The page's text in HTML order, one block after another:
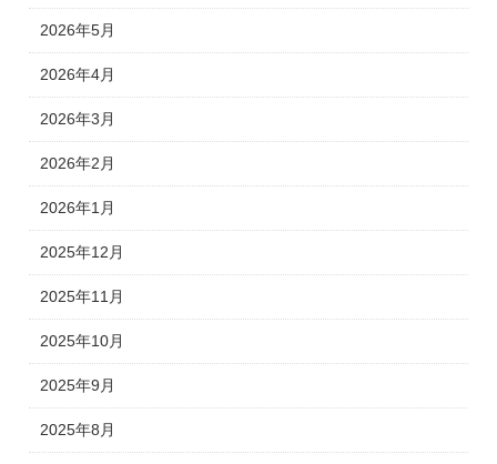
2026年5月
2026年4月
2026年3月
2026年2月
2026年1月
2025年12月
2025年11月
2025年10月
2025年9月
2025年8月